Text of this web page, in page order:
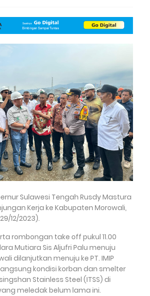
Sulawesi Tengah Rusdy Mastura
Kerja ke Kabupaten Morowali,
12/2023).
rombongan take off pukul 11.00
Mutiara Sis Aljufri Palu menuju
dilanjutkan menuju ke PT. IMIP
kondisi korban dan smelter
Stainless Steel (ITSS) di
meledak belum lama ini.